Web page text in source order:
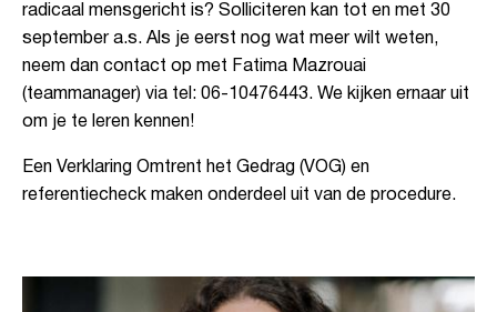
radicaal mensgericht is? Solliciteren kan tot en met 30
september a.s. Als je eerst nog wat meer wilt weten,
neem dan contact op met Fatima Mazrouai
(teammanager) via tel: 06-10476443. We kijken ernaar uit
om je te leren kennen!
Een Verklaring Omtrent het Gedrag (VOG) en
referentiecheck maken onderdeel uit van de procedure.